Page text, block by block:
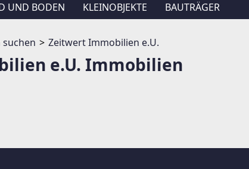
UND BODEN KLEINOBJEKTE BAUTRÄGER
Zeitwert Immobilien e.U.
e.U. Immobilien